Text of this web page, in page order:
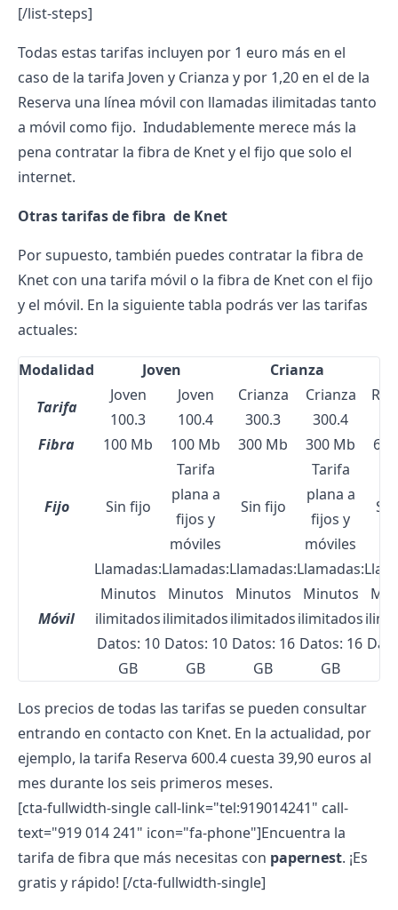
[/list-steps]
Todas estas tarifas incluyen por 1 euro más en el
caso de la tarifa Joven y Crianza y por 1,20 en el de la
Reserva una línea móvil con llamadas ilimitadas tanto
a móvil como fijo. Indudablemente merece más la
pena contratar la fibra de Knet y el fijo que solo el
internet.
Otras tarifas de fibra de Knet
Por supuesto, también puedes contratar la fibra de
Knet con una tarifa móvil o la fibra de Knet con el fijo
y el móvil. En la siguiente tabla podrás ver las tarifas
actuales:
Modalidad Joven
Crianza
Tarifa
Joven
100.3
Joven
100.4
Crianza
300.3
Crianza
300.4
Fibra
100 Mb 100 Mb 300 Mb 300 Mb
Fijo Sin fijo
Tarifa
plana a
fijos y
móviles
Sin fijo
Tarifa
plana a
fijos y
móviles
Móvil
Llamadas:
Minutos
ilimitados
Datos: 10
GB
Llamadas:
Minutos
ilimitados
Datos: 10
GB
Llamadas:
Minutos
ilimitados
Datos: 16
GB
Llamadas:
Minutos
ilimitados
Datos: 16
GB
Los precios de todas las tarifas se pueden consultar
entrando en contacto con Knet. En la actualidad, por
ejemplo, la tarifa Reserva 600.4 cuesta 39,90 euros al
mes durante los seis primeros meses.
[cta-fullwidth-single call-link="tel:919014241" call-
text="919 014 241" icon="fa-phone"]Encuentra la
tarifa de fibra que más necesitas con papernest. ¡Es
gratis y rápido! [/cta-fullwidth-single]